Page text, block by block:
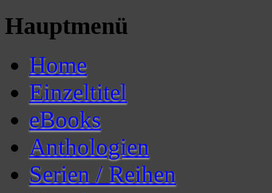
Hauptmenü
Home
Einzeltitel
eBooks
Anthologien
Serien / Reihen